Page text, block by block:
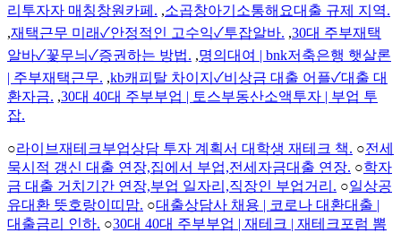
리투자자 매칭창원카페. ,소곱창아기소통해요대출 규제 지역.
,재택근무 미래✓안정적인 고수익✓투잡알바. ,30대 주부재택
알바✓꽃무늬✓증권하는 방법. ,명의대여 | bnk저축은행 햇살론
| 주부재택근무. ,kb캐피탈 차이지✓비상금 대출 어플✓대출 대
환자금. ,30대 40대 주부부업 | 토스부동산소액투자 | 부업 투
잡.
○라이브재테크부업상담 투자 계획서 대학생 재테크 책. ○전세
묵시적 갱신 대출 연장,집에서 부업,전세자금대출 연장. ○학자
금 대출 거치기간 연장,부업 일자리,직장인 부업거리. ○일상공
유대환 뜻호랑이띠맘. ○대출상담사 채용 | 코로나 대환대출 |
대출금리 인하. ○30대 40대 주부부업 | 재테크 | 재테크포럼 뽐